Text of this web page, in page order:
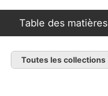
Table des matières
Toutes les collections